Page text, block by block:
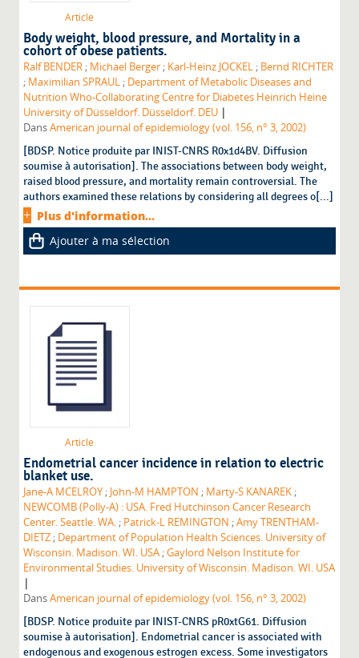
Article
Body weight, blood pressure, and Mortality in a
cohort of obese patients.
Ralf BENDER ; Michael Berger ; Karl-Heinz JOCKEL ; Bernd RICHTER
; Maximilian SPRAUL ; Department of Metabolic Diseases and
Nutrition Who-Collaborating Centre for Diabetes Heinrich Heine
University of Düsseldorf. Düsseldorf. DEU |
DansAmerican journal of epidemiology (vol. 156, n° 3, 2002)
[BDSP. Notice produite par INIST-CNRS R0x1d4BV. Diffusion
soumise à autorisation]. The associations between body weight,
raised blood pressure, and mortality remain controversial. The
authors examined these relations by considering all degrees o[...]
Plus d'information...
Ajouter à ma sélection
Article
Endometrial cancer incidence in relation to electric
blanket use.
Jane-A MCELROY ; John-M HAMPTON ; Marty-S KANAREK ;
NEWCOMB (Polly-A) : USA. Fred Hutchinson Cancer Research
Center. Seattle. WA. ; Patrick-L REMINGTON ;Amy TRENTHAM-
DIETZ ; Department of Population Health Sciences. University of
Wisconsin. Madison. WI. USA ;Gaylord Nelson Institute for
Environmental Studies. University of Wisconsin. Madison. WI. USA
|
DansAmerican journal of epidemiology (vol. 156, n° 3, 2002)
[BDSP. Notice produite par INIST-CNRS pR0xtG61. Diffusion
soumise à autorisation]. Endometrial cancer is associated with
endogenous and exogenous estrogen excess. Some investigators